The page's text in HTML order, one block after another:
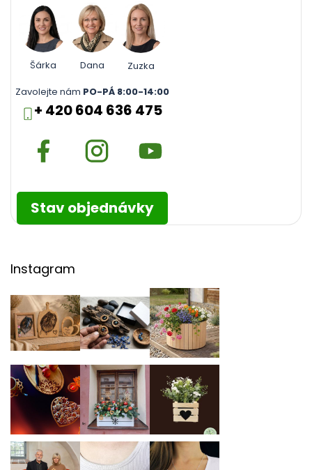
Šárka Dana
Zuzka
Zavolejte nám PO-PÁ 8:00-14:00
+ 420 604 636 475
Stav objednávky
Instagram